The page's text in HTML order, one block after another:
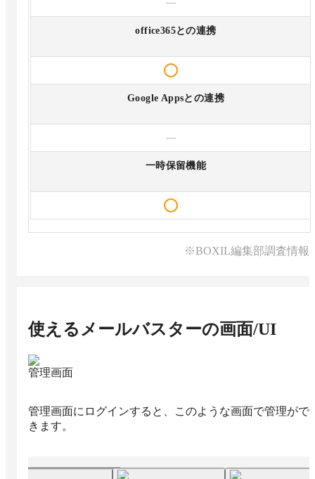
—
office365との連携
Google Appsとの連携
—
一時保留機能
※BOXIL編集部調査情報
使えるメールバスターの画面/UI
管理画面
管理画面にログインすると、このような画面で管理がで
きます。